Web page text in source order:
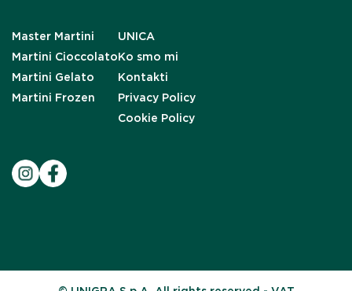
Master Martini
Martini Cioccolato
Martini Gelato
Martini Frozen
UNICA
Ko smo mi
Kontakti
Privacy Policy
Cookie Policy